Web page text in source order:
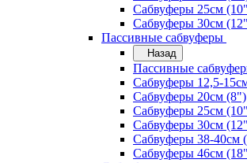
Сабвуферы 25см
Сабвуферы 30см
Пассивные сабвуферы
Назад
Пассивные
Сабвуферы 12,5-
Сабвуферы 20см (8")
Сабвуферы 25см
Сабвуферы 30см
Сабвуферы 38-40см
Сабвуферы 46см